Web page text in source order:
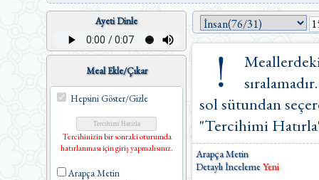
Ayeti Dinle
Meal Ekle/Çıkar
Hepsini Göster/Gizle
Tercihinizin bir sonraki oturumda
hatırlanması için giriş yapmalısınız.
Arapça Metin
sol sütundan
"Tercihimi
Arapça Metin
Detaylı İncelemeYeni